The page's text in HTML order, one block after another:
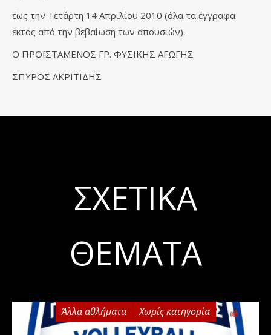
έως την Τετάρτη 14 Απριλίου 2010 (όλα τα έγγραφα
εκτός από την βεβαίωση των απουσιών).
Ο ΠΡΟΪΣΤΑΜΕΝΟΣ ΓΡ. ΦΥΣΙΚΗΣ ΑΓΩΓΗΣ
ΣΠΥΡΟΣ ΑΚΡΙΤΙΔΗΣ
ΣΧΕΤΙΚΆ
ΘΈΜΑΤΑ
Άλλα αθλήματα Χωρίς κατηγορία 0